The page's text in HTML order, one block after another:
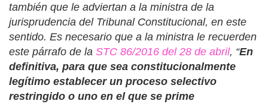
también que le adviertan a la ministra de la
jurisprudencia del Tribunal Constitucional, en este
sentido. Es necesario que a la ministra le recuerden
este párrafo de la STC 86/2016 del 28 de abril, “En
definitiva, para que sea constitucionalmente
legítimo establecer un proceso selectivo
restringido o uno en el que se prime